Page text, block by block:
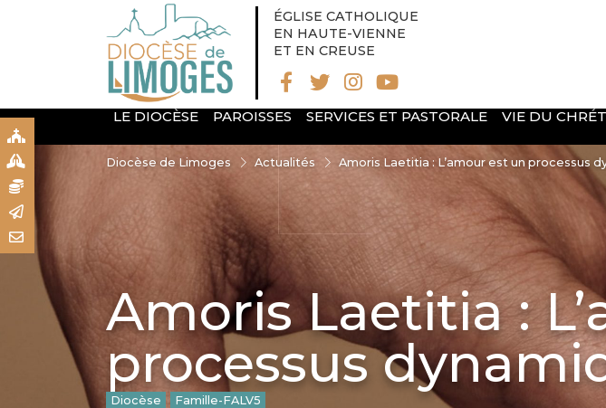
ÉGLISE CATHOLIQUE
EN HAUTE-VIENNE
ET EN CREUSE
LE DIOCÈSE PAROISSES SERVICES ET PASTORALE VIE DU
Diocèse de Limoges Actualités Amoris Laetitia : L’amour est un processus
Amoris Laetitia :
processus
Diocèse Famille-FALV5